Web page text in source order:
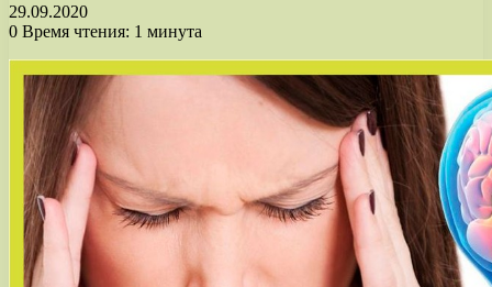
29.09.2020
0 Время чтения: 1 минута